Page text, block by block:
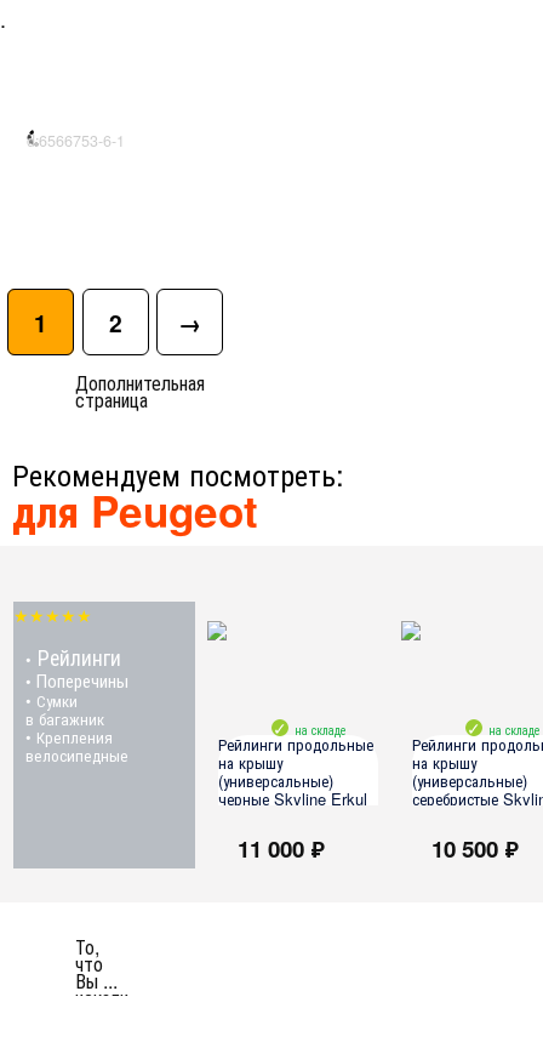
.
d:6566753-6-1
1 2 →
Дополнительная
страница
Рекомендуем посмотреть:
для Peugeot
★★★★★
• Рейлинги
• Поперечины
• Сумки
в багажник
• Крепления
велосипедные
на складе
Рейлинги продольные
на крышу
(универсальные)
черные Skyline Erkul
11 000 ₽
на складе
Рейлинги
на крышу
(универсальные)
серебристые
10 500 ₽
То,
что
Вы ...
искали